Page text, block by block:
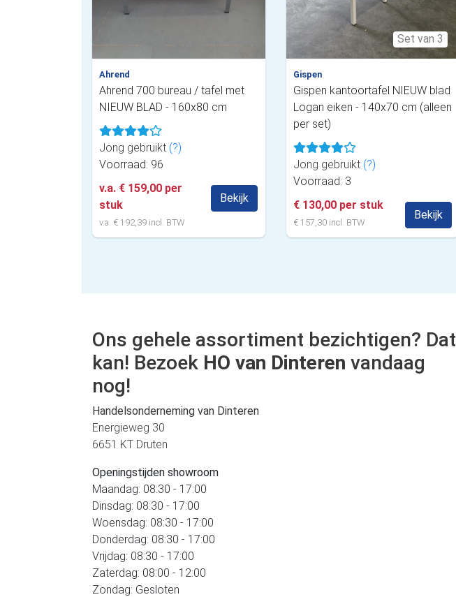
Ahrend
Ahrend 700 bureau / tafel met
NIEUW BLAD - 160x80 cm
Jong gebruikt (?)
Voorraad: 96
v.a. € 159,00 per
stuk
v.a. € 192,39 incl. BTW
Bekijk
Set van 3
Gispen
Gispen kantoortafel NIEUW blad
Logan eiken - 140x70 cm (alleen
per set)
Jong gebruikt (?)
Voorraad: 3
€ 130,00 per stuk
€ 157,30 incl. BTW
Bekijk
Ons gehele assortiment bezichtigen? Dat
kan! Bezoek HO van Dinteren vandaag
nog!
Handelsonderneming van Dinteren
Energieweg 30
6651 KT Druten
Openingstijden showroom
Maandag: 08:30 - 17:00
Dinsdag: 08:30 - 17:00
Woensdag: 08:30 - 17:00
Donderdag: 08:30 - 17:00
Vrijdag: 08:30 - 17:00
Zaterdag: 08:00 - 12:00
Zondag: Gesloten